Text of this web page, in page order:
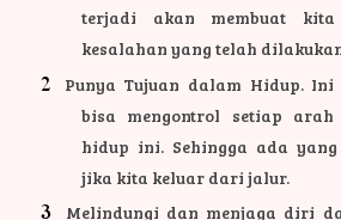
terjadi akan membuat
kesalahan yang telah
Punya Tujuan dalam Hidup. Ini
bisa mengontrol setiap
hidup ini. Sehingga ada
jika kita keluar dari jalur.
Melindungi dan menjaga diri